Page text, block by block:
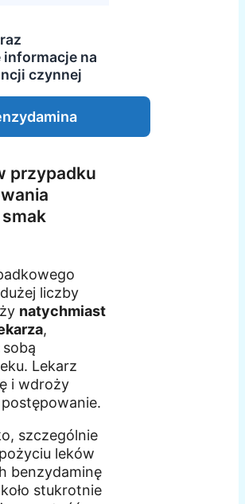
informacje na
czynnej
przypadku
liczby
natychmiast
,
Lekarz
i wdroży
szczególnie
leków
benzydaminę
stukrotnie